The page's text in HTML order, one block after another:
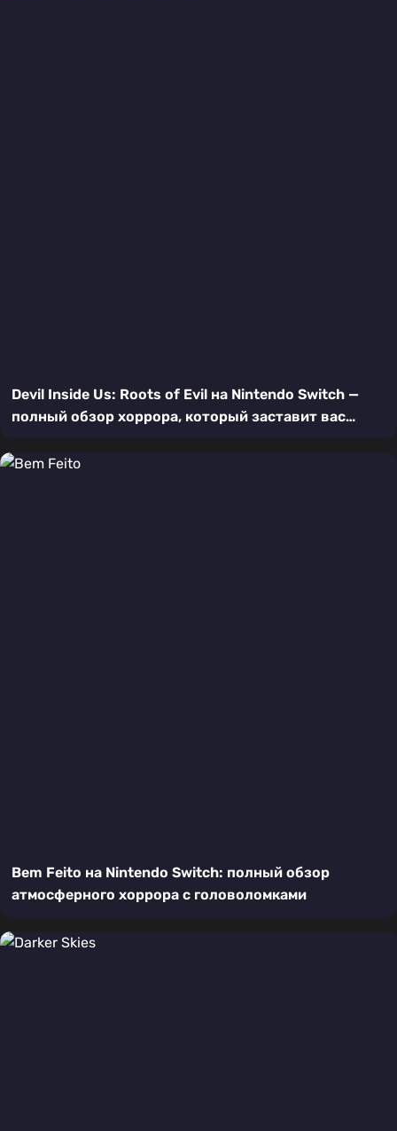
Devil Inside Us: Roots of Evil на Nintendo Switch —
полный обзор хоррора, который заставит вас
Bem Feito на Nintendo Switch: полный обзор
атмосферного хоррора с головоломками